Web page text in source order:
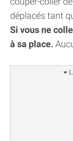
déplacés tant
Si vous ne
à sa place.